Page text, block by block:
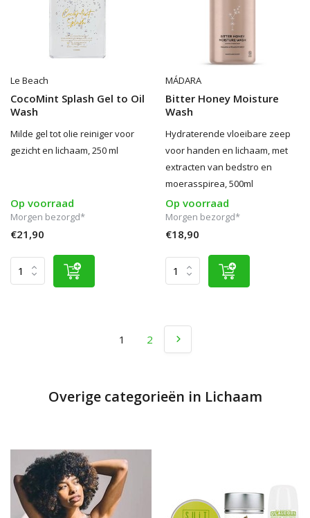
Le Beach
CocoMint Splash Gel to Oil
Wash
Milde gel tot olie reiniger voor
gezicht en lichaam, 250 ml
Op voorraad
Morgen bezorgd*
€21,90
MÁDARA
Bitter Honey Moisture
Wash
Hydraterende vloeibare zeep
voor handen en lichaam, met
extracten van bedstro en
moerasspirea, 500ml
Op voorraad
Morgen bezorgd*
€18,90
1 2
Overige categorieën in Lichaam